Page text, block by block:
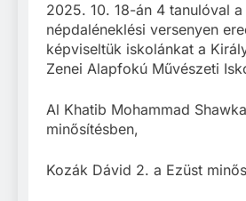
2025. 10. 18-án 4 tanulóval a
népdaléneklési versenyen
képviseltük iskolánkat a
Zenei Alapfokú Művészeti
Al Khatib Mohammad
minősítésben,
Kozák Dávid 2. a Ezüst